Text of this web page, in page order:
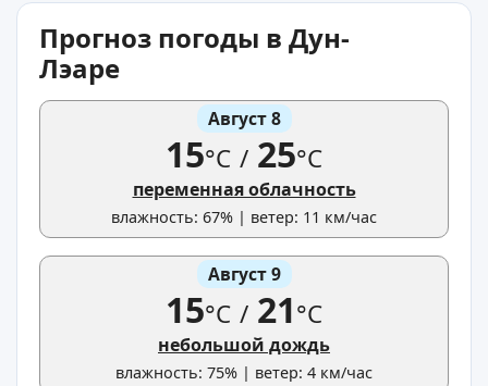
Прогноз погоды в Дун-
Лэаре
Август 8
15°C / 25°C
переменная облачность
влажность: 67% | ветер: 11 км/час
Август 9
15°C / 21°C
небольшой дождь
влажность: 75% | ветер: 4 км/час